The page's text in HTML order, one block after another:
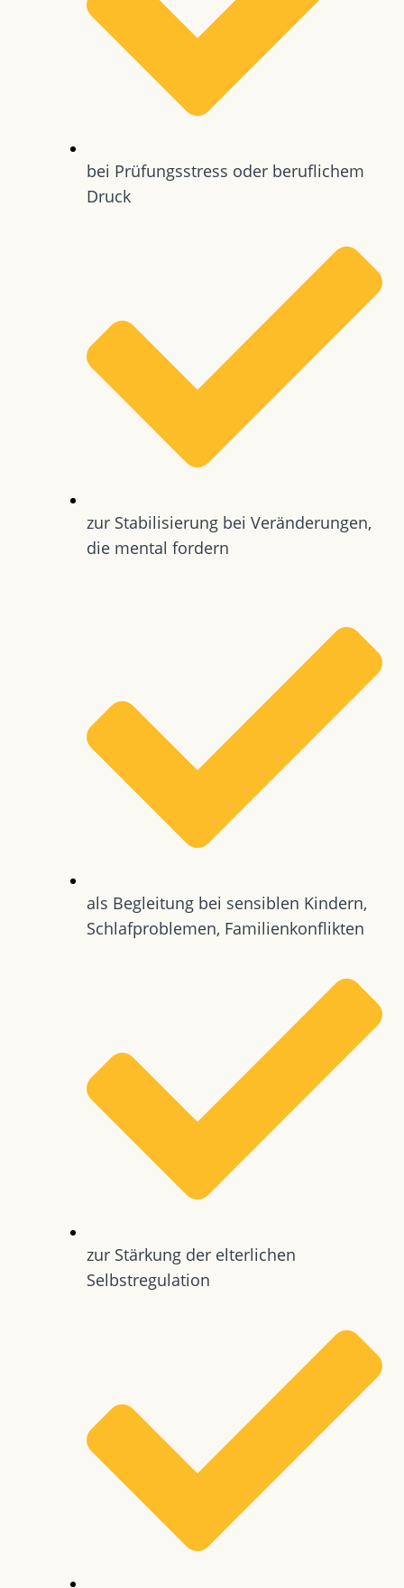
bei Prüfungsstress oder beruflichem
Druck
zur Stabilisierung bei Veränderungen,
die mental fordern
als Begleitung bei sensiblen Kindern,
Schlafproblemen, Familienkonflikten
zur Stärkung der elterlichen
Selbstregulation